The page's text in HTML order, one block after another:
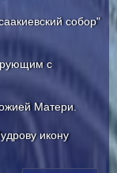
собор"
с
Матери.
икону